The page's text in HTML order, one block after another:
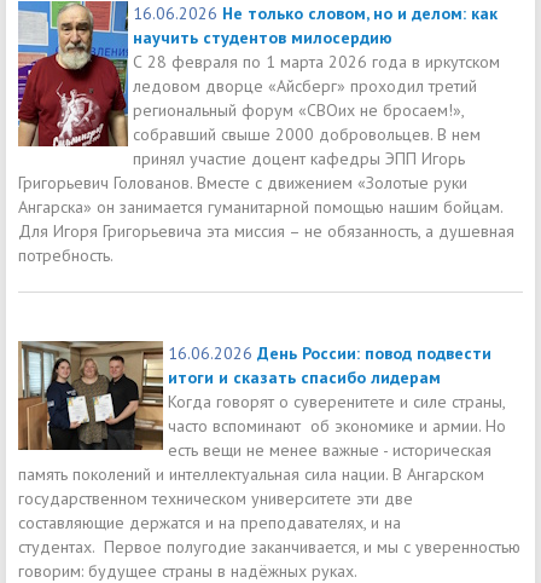
16.06.2026 Не только словом, но и делом: как
научить студентов милосердию
С 28 февраля по 1 марта 2026 года в иркутском
ледовом дворце «Айсберг» проходил третий
региональный форум «СВОих не бросаем!»,
собравший свыше 2000 добровольцев. В нем
принял участие доцент кафедры ЭПП Игорь
Григорьевич Голованов. Вместе с движением «Золотые руки
Ангарска» он занимается гуманитарной помощью нашим бойцам.
Для Игоря Григорьевича эта миссия – не обязанность, а душевная
потребность.
16.06.2026 День России: повод подвести
итоги и сказать спасибо лидерам
Когда говорят о суверенитете и силе страны,
часто вспоминают об экономике и армии. Но
есть вещи не менее важные - историческая
память поколений и интеллектуальная сила нации. В Ангарском
государственном техническом университете эти две
составляющие держатся и на преподавателях, и на
студентах. Первое полугодие заканчивается, и мы с уверенностью
говорим: будущее страны в надёжных руках.